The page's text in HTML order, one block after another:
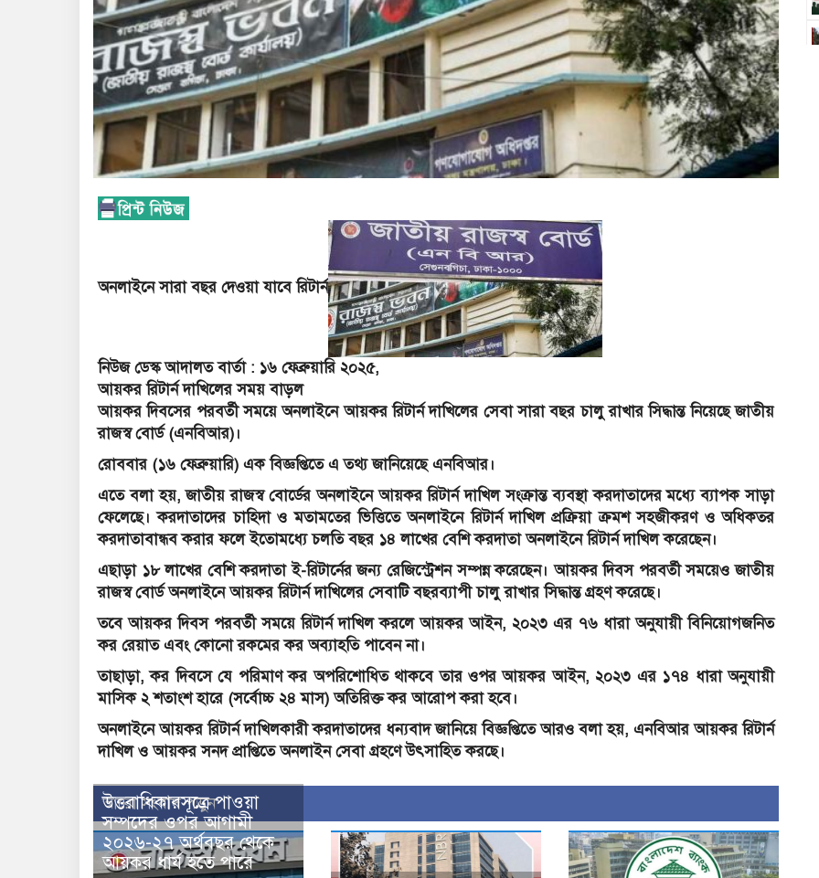
অনলাইনে সারা বছর দেওয়া যাবে রিটার্ন
নিউজ ডেস্ক আদালত বার্তা : ১৬ ফেব্রুয়ারি ২০২৫,
আয়কর রিটার্ন দাখিলের সময় বাড়ল
আয়কর দিবসের পরবর্তী সময়ে অনলাইনে আয়কর রিটার্ন দাখিলের সেবা সারা বছর চালু রাখার সিদ্ধান্ত নিয়েছে জাতীয়
রাজস্ব বোর্ড (এনবিআর)।
রোববার (১৬ ফেব্রুয়ারি) এক বিজ্ঞপ্তিতে এ তথ্য জানিয়েছে এনবিআর।
এতে বলা হয়, জাতীয় রাজস্ব বোর্ডের অনলাইনে আয়কর রিটার্ন দাখিল সংক্রান্ত ব্যবস্থা করদাতাদের মধ্যে ব্যাপক সাড়া
ফেলেছে। করদাতাদের চাহিদা ও মতামতের ভিত্তিতে অনলাইনে রিটার্ন দাখিল প্রক্রিয়া ক্রমশ সহজীকরণ ও অধিকতর
করদাতাবান্ধব করার ফলে ইতোমধ্যে চলতি বছর ১৪ লাখের বেশি করদাতা অনলাইনে রিটার্ন দাখিল করেছেন।
এছাড়া ১৮ লাখের বেশি করদাতা ই-রিটার্নের জন্য রেজিস্ট্রেশন সম্পন্ন করেছেন। আয়কর দিবস পরবর্তী সময়েও জাতীয়
রাজস্ব বোর্ড অনলাইনে আয়কর রিটার্ন দাখিলের সেবাটি বছরব্যাপী চালু রাখার সিদ্ধান্ত গ্রহণ করেছে।
তবে আয়কর দিবস পরবর্তী সময়ে রিটার্ন দাখিল করলে আয়কর আইন, ২০২৩ এর ৭৬ ধারা অনুযায়ী বিনিয়োগজনিত
কর রেয়াত এবং কোনো রকমের কর অব্যাহতি পাবেন না।
তাছাড়া, কর দিবসে যে পরিমাণ কর অপরিশোধিত থাকবে তার ওপর আয়কর আইন, ২০২৩ এর ১৭৪ ধারা অনুযায়ী
মাসিক ২ শতাংশ হারে (সর্বোচ্চ ২৪ মাস) অতিরিক্ত কর আরোপ করা হবে।
অনলাইনে আয়কর রিটার্ন দাখিলকারী করদাতাদের ধন্যবাদ জানিয়ে বিজ্ঞপ্তিতে আরও বলা হয়, এনবিআর আয়কর রিটার্ন
দাখিল ও আয়কর সনদ প্রাপ্তিতে অনলাইন সেবা গ্রহণে উৎসাহিত করছে।
আরো সংবাদ পড়ুন
উত্তরাধিকারসূত্রে পাওয়া
সম্পদের ওপর আগামী
২০২৬-২৭ অর্থবছর থেকে
আয়কর ধার্য হতে পারে